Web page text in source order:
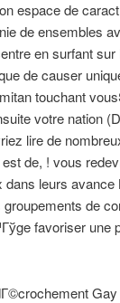
espace de
de ensembles
en surfant
de causer
touchant
votre nation
lire de
de, ! vous
dans leurs
de
favoriser une